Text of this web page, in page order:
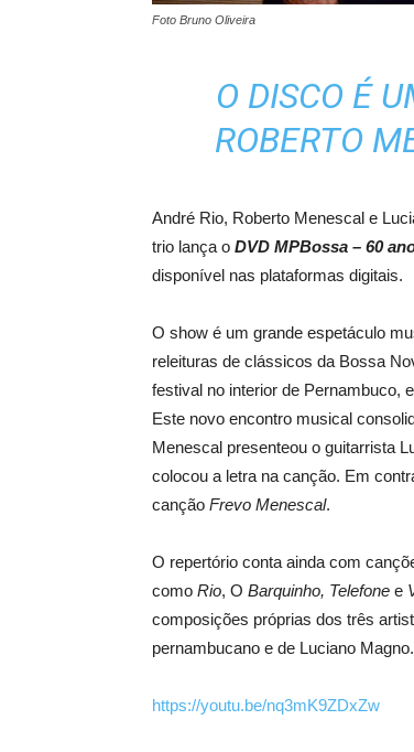
Foto Bruno Oliveira
O DISCO É
ROBERTO
André Rio, Roberto Menescal e
trio lança o DVD MPBossa – 60
disponível nas plataformas digitais.
O show é um grande espetáculo
releituras de clássicos da Bossa
festival no interior de Pernambuco,
Este novo encontro musical
Menescal presenteou o guitarrista
colocou a letra na canção. Em
canção Frevo Menescal.
O repertório conta ainda com
como Rio, O Barquinho, Telefone e
composições próprias dos três
pernambucano e de Luciano
https://youtu.be/nq3mK9ZDxZw